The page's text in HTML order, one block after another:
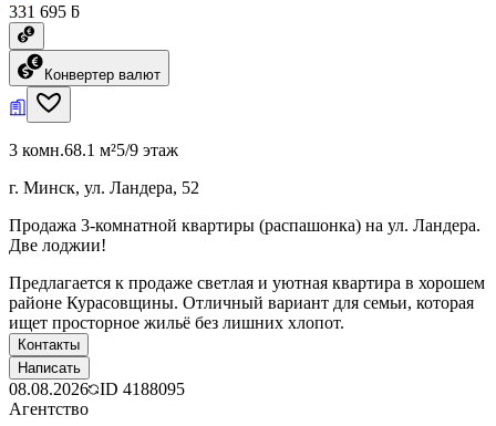
331 695 ƃ
Конвертер валют
3 комн.68.1 м²5/9 этаж
г. Минск, ул. Ландера, 52
Продажа 3-комнатной квартиры (распашонка) на ул. Ландера.
Две лоджии!
Предлагается к продаже светлая и уютная квартира в хорошем
районе Курасовщины. Отличный вариант для семьи, которая
ищет просторное жильё без лишних хлопот.
Контакты
Написать
08.08.2026 ID 4188095
Агентство